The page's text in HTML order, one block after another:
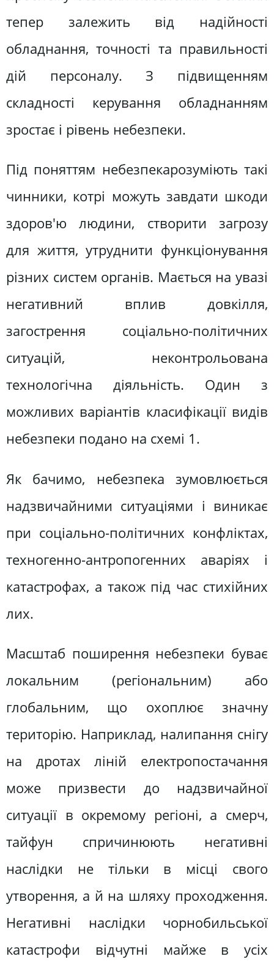
тепер залежить від надійності
обладнання, точності та правильності
дій персоналу. З підвищенням
складності керування обладнанням
зростає і рівень небезпеки.
Під поняттям небезпекарозуміють такі
чинники, котрі можуть завдати шкоди
здоров'ю людини, створити загрозу
для життя, утруднити функціонування
різних систем органів. Мається на увазі
негативний вплив довкілля,
загострення соціально-політичних
ситуацій, неконтрольована
технологічна діяльність. Один з
можливих варіантів класифікації видів
небезпеки подано на схемі 1.
Як бачимо, небезпека зумовлюється
надзвичайними ситуаціями і виникає
при соціально-політичних конфліктах,
техногенно-антропогенних аваріях і
катастрофах, а також під час стихійних
лих.
Масштаб поширення небезпеки буває
локальним (регіональним) або
глобальним, що охоплює значну
територію. Наприклад, налипання снігу
на дротах ліній електропостачання
може призвести до надзвичайної
ситуації в окремому регіоні, а смерч,
тайфун спричинюють негативні
наслідки не тільки в місці свого
утворення, а й на шляху проходження.
Негативні наслідки чорнобильської
катастрофи відчутні майже в усіх